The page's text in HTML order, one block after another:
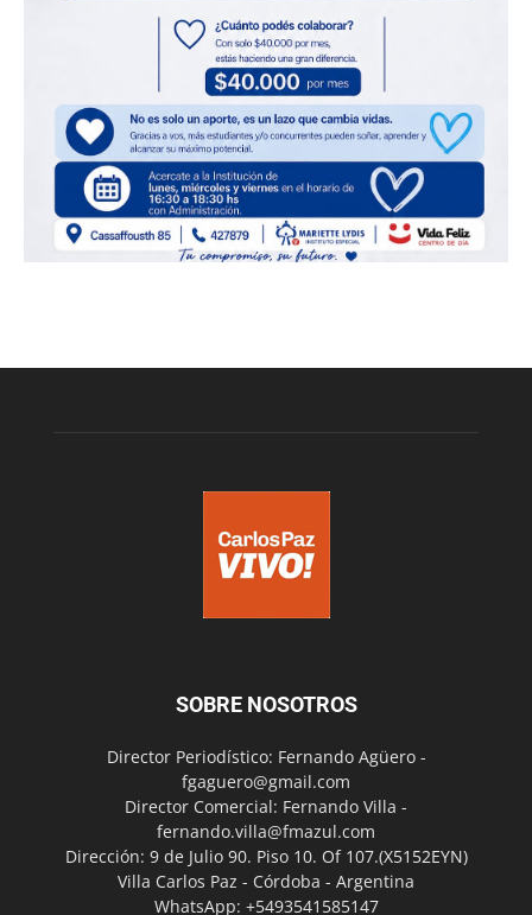
SOBRE NOSOTROS
Director Periodístico: Fernando Agüero -
fgaguero@gmail.com
Director Comercial: Fernando Villa -
fernando.villa@fmazul.com
Dirección: 9 de Julio 90. Piso 10. Of 107.(X5152EYN)
Villa Carlos Paz - Córdoba - Argentina
WhatsApp: +5493541585147